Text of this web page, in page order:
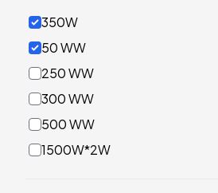
350W
50 WW
250 WW
300 WW
500 WW
1500W*2W